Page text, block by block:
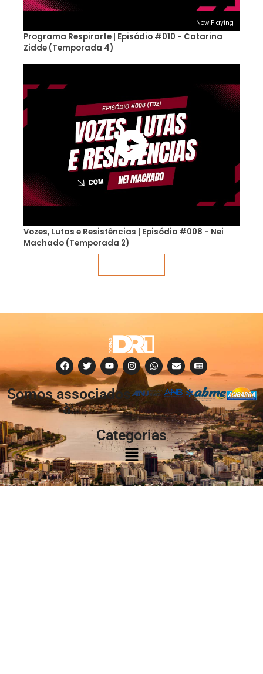
Now Playing
Programa Respirarte | Episódio #010 - Catarina
Zidde (Temporada 4)
Vozes, Lutas e Resistências | Episódio #008 - Nei
Machado (Temporada 2)
Somos associados
à:
Categorias